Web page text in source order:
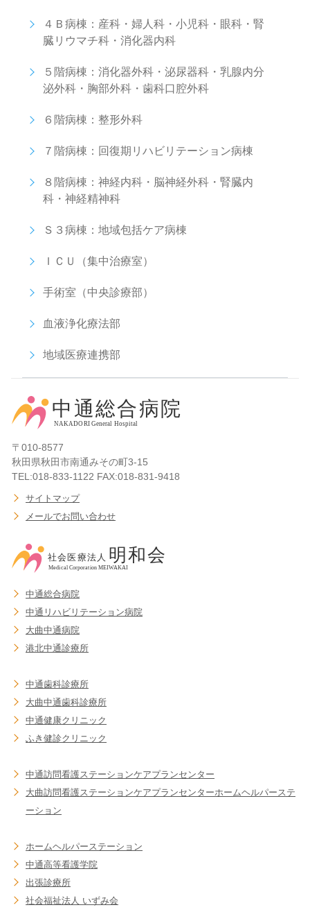
４Ｂ病棟：産科・婦人科・小児科・眼科・腎
臓リウマチ科・消化器内科
５階病棟：消化器外科・泌尿器科・乳腺内分
泌外科・胸部外科・歯科口腔外科
６階病棟：整形外科
７階病棟：回復期リハビリテーション病棟
８階病棟：神経内科・脳神経外科・腎臓内
科・神経精神科
Ｓ３病棟：地域包括ケア病棟
ＩＣＵ（集中治療室）
手術室（中央診療部）
血液浄化療法部
地域医療連携部
〒010-8577
秋田県秋田市南通みその町3-15
TEL:018-833-1122 FAX:018-831-9418
サイトマップ
メールでお問い合わせ
中通総合病院
中通リハビリテーション病院
大曲中通病院
港北中通診療所
中通歯科診療所
大曲中通歯科診療所
中通健康クリニック
ふき健診クリニック
中通訪問看護ステーションケアプランセンター
大曲訪問看護ステーションケアプランセンターホームヘルパーステ
ーション
ホームヘルパーステーション
中通高等看護学院
出張診療所
社会福祉法人 いずみ会